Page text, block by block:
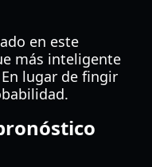
en este
más inteligente
lugar de fingir